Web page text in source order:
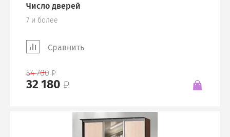
Число дверей
7 и более
Сравнить
54 700
32 180